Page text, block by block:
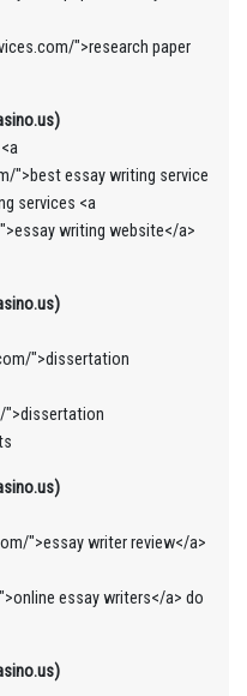
">research paper
">best essay writing service
services <a
writing website</a>
">dissertation
">essay writer review</a>
essay writers</a> do